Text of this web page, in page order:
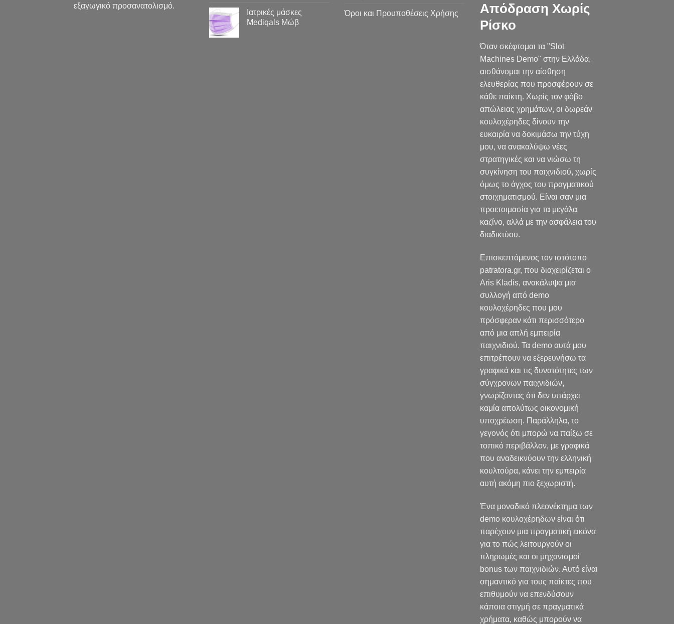
εξαγωγικό προσανατολισμό.
Ιατρικές μάσκες
Mediqals Μώβ
Όροι και Προυποθέσεις Χρήσης
Απόδραση Χωρίς
Ρίσκο
Όταν σκέφτομαι τα "Slot
Machines Demo" στην Ελλάδα,
αισθάνομαι την αίσθηση
ελευθερίας που προσφέρουν σε
κάθε παίκτη. Χωρίς τον φόβο
απώλειας χρημάτων, οι δωρεάν
κουλοχέρηδες δίνουν την
ευκαιρία να δοκιμάσω την τύχη
μου, να ανακαλύψω νέες
στρατηγικές και να νιώσω τη
συγκίνηση του παιχνιδιού, χωρίς
όμως το άγχος του πραγματικού
στοιχηματισμού. Είναι σαν μια
προετοιμασία για τα μεγάλα
καζίνο, αλλά με την ασφάλεια του
διαδικτύου.
Επισκεπτόμενος τον ιστότοπο
patratora.gr, που διαχειρίζεται ο
Aris Kladis, ανακάλυψα μια
συλλογή από demo
κουλοχέρηδες που μου
πρόσφεραν κάτι περισσότερο
από μια απλή εμπειρία
παιχνιδιού. Τα demo αυτά μου
επιτρέπουν να εξερευνήσω τα
γραφικά και τις δυνατότητες των
σύγχρονων παιχνιδιών,
γνωρίζοντας ότι δεν υπάρχει
καμία απολύτως οικονομική
υποχρέωση. Παράλληλα, το
γεγονός ότι μπορώ να παίξω σε
τοπικό περιβάλλον, με γραφικά
που αναδεικνύουν την ελληνική
κουλτούρα, κάνει την εμπειρία
αυτή ακόμη πιο ξεχωριστή.
Ένα μοναδικό πλεονέκτημα των
demo κουλοχέρηδων είναι ότι
παρέχουν μια πραγματική εικόνα
για το πώς λειτουργούν οι
πληρωμές και οι μηχανισμοί
bonus των παιχνιδιών. Αυτό είναι
σημαντικό για τους παίκτες που
επιθυμούν να επενδύσουν
κάποια στιγμή σε πραγματικά
χρήματα, καθώς μπορούν να